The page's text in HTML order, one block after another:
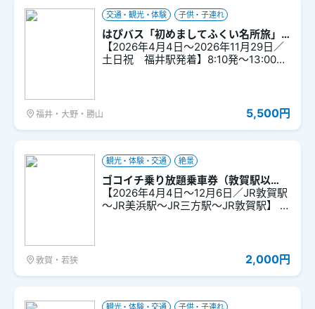
交通・観光・体験 子供・子連れ
はぴバス「初めましてふくい名所旅」
Ａコース
【2026年4月4日～2026年11月29日／
土日祝 福井駅発着】8:10発～13:00着
館料が含まれています。
福井・大野・勝山 5,500円
観光・体験・交通 絶景
ゴコイチ乗り放題乗車券（敦賀駅以
遠）
【2026年4月4日～12月6日／JR敦賀駅
～JR美浜駅～JR三方駅～JR敦賀駅】 レ
不可） ※本チケットはゴコイチバス全区
敦賀・若狭 2,000円
観光・体験・交通 子供・子連れ